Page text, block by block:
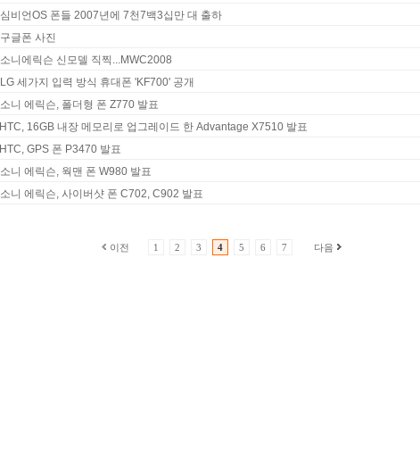
심비언OS 폰들 2007년에 7천7백3십만 대 출하
구글폰 사진
소니에릭슨 신모델 직찍...MWC2008
LG 세가지 입력 방식 휴대폰 'KF700' 공개
소니 에릭슨, 폴더형 폰 Z770 발표
HTC, 16GB 내장 메모리로 업그레이드 한 Advantage X7510 발표
HTC, GPS 폰 P3470 발표
소니 에릭슨, 웍맨 폰 W980 발표
소니 에릭슨, 사이버샷 폰 C702, C902 발표
이전 1 2 3 4 5 6 7 다음